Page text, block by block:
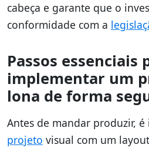
cabeça e garante que o
conformidade com a
Passos essenciais
implementar um
lona de forma
Antes de mandar produzir,
projeto visual com um